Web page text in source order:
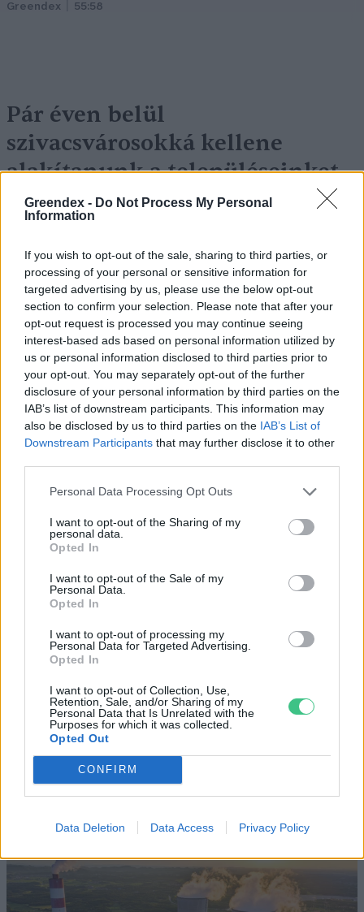
Greendex - Do Not Process My Personal
Information
If you wish to opt-out of the sale, sharing to third parties, or
processing of your personal or sensitive information for
targeted advertising by us, please use the below opt-out
section to confirm your selection. Please note that after your
opt-out request is processed you may continue seeing
interest-based ads based on personal information utilized by
us or personal information disclosed to third parties prior to
your opt-out. You may separately opt-out of the further
disclosure of your personal information by third parties on the
IAB’s list of downstream participants. This information may
also be disclosed by us to third parties on the IAB’s List of
Downstream Participants that may further disclose it to other
Personal Data Processing Opt Outs
I want to opt-out of the Sharing of my
personal data.
Opted In
I want to opt-out of the Sale of my
Personal Data.
Opted In
I want to opt-out of processing my
Personal Data for Targeted Advertising.
Opted In
I want to opt-out of Collection, Use,
Retention, Sale, and/or Sharing of my
Personal Data that Is Unrelated with the
Purposes for which it was collected.
Opted Out
CONFIRM
Data Deletion Data Access Privacy Policy
Greendex 55:58
Pár éven belül
szivacsvárosokká kellene
alakítanunk a településeinket –
Podcast
PODCAST Novák Zsombor
Szöllősi Gáborral, a Gardenfutura ügyvezetőjével beszélgettünk.
Történelmi aszály sújtja Nagy-
SZEMLE
Elképesztő felvétel mutatja meg,
mekkora a különbség az áradó és a
kiszáradó Duna között
ÉLŐ BOLYGÓNK